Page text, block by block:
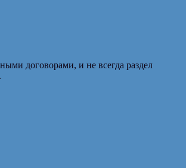
договорами, и не всегда раздел